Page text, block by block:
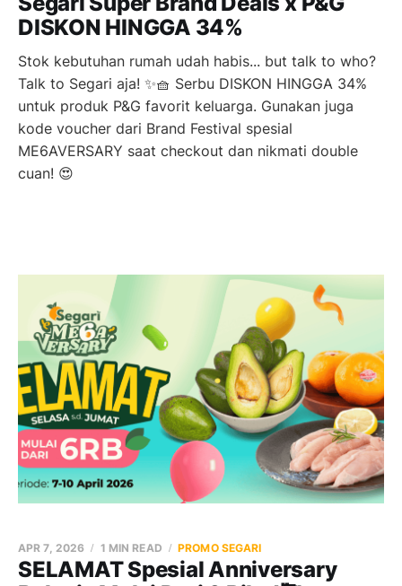
DISKON HINGGA 34%
Stok kebutuhan rumah udah habis... but talk to who?
Talk to Segari aja! ✨🧺 Serbu DISKON HINGGA 34%
untuk produk P&G favorit keluarga. Gunakan juga
kode voucher dari Brand Festival spesial
ME6AVERSARY saat checkout dan nikmati double
cuan! 😍
SELAMAT Spesial Anniversary
APR 7, 2026 1 MIN READ PROMO SEGARI